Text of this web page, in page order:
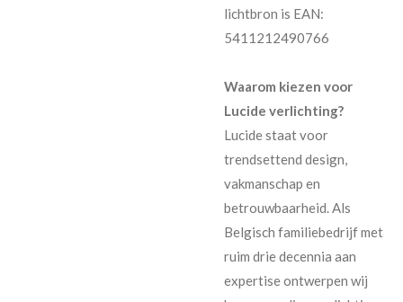
lichtbron is EAN:
5411212490766
Waarom kiezen voor
Lucide verlichting?
Lucide staat voor
trendsettend design,
vakmanschap en
betrouwbaarheid. Als
Belgisch familiebedrijf met
ruim drie decennia aan
expertise ontwerpen wij